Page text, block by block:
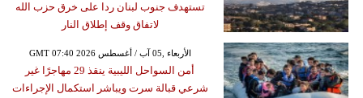
تستهدف جنوب لبنان ردا على خرق حزب الله
لاتفاق وقف إطلاق النار
GMT 07:40 2026 الأربعاء ,05 آب / أغسطس
أمن السواحل الليبية ينقذ 29 مهاجرًا غير
شرعي قبالة سرت ويباشر استكمال الإجراءات